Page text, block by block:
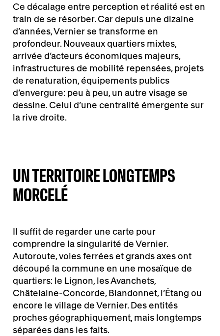
Ce décalage entre perception et réalité est en
train de se résorber. Car depuis une dizaine
d’années, Vernier se transforme en
profondeur. Nouveaux quartiers mixtes,
arrivée d’acteurs économiques majeurs,
infrastructures de mobilité repensées, projets
de renaturation, équipements publics
d’envergure: peu à peu, un autre visage se
dessine. Celui d’une centralité émergente sur
la rive droite.
UN TERRITOIRE LONGTEMPS
MORCELÉ
Il suffit de regarder une carte pour
comprendre la singularité de Vernier.
Autoroute, voies ferrées et grands axes ont
découpé la commune en une mosaïque de
quartiers: le Lignon, les Avanchets,
Châtelaine-Concorde, Blandonnet, l’Étang ou
encore le village de Vernier. Des entités
proches géographiquement, mais longtemps
séparées dans les faits.